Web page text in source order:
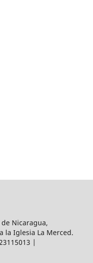
Nicaragua,
la Iglesia La Merced.
|